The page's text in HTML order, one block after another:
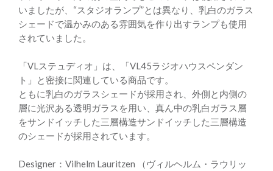
いましたが、“スタジオランプ”とは異なり、乳白のガラス
シェードで温かみのある雰囲気を作り出すランプも使用
されていました。
「VLステュディオ」は、「VL45ラジオハウスペンダン
ト」と密接に関連している商品です。
ともに乳白のガラスシェードが採用され、外側と内側の
層に光沢ある透明ガラスを用い、真ん中の乳白ガラス層
をサンドイッチした三層構造サンドイッチした三層構造
のシェードが採用されています。
Designer：Vilhelm Lauritzen （ヴィルヘルム・ラウリッ